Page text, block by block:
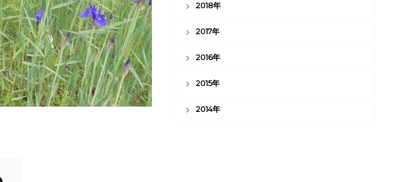
2018年
2017年
2016年
2015年
2014年